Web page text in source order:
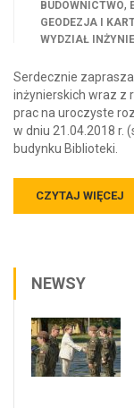
BUDOWNICTWO,
GEODEZJA I
WYDZIAŁ
Serdecznie
inżynierskich wraz z
prac na uroczyste
w dniu 21.04.2018 r.
budynku Biblioteki.
CZYTAJ WIĘCEJ
NEWSY